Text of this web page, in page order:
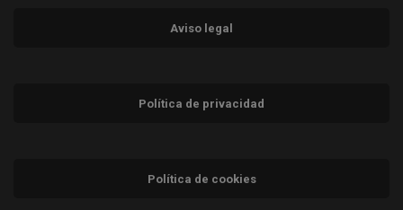
Aviso legal
Política de privacidad
Política de cookies